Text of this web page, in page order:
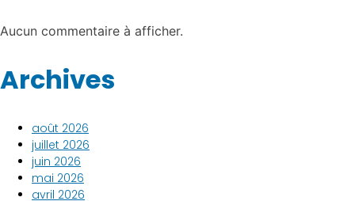
Aucun commentaire à afficher.
Archives
août 2026
juillet 2026
juin 2026
mai 2026
avril 2026